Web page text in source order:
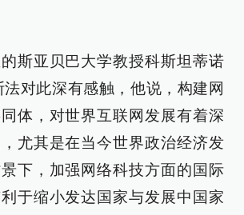
斯亚贝巴大学教授科斯坦蒂诺
法对此深有感触，他说，构建网
体，对世界互联网发展有着深
尤其是在当今世界政治经济发
下，加强网络科技方面的国际
于缩小发达国家与发展中国家